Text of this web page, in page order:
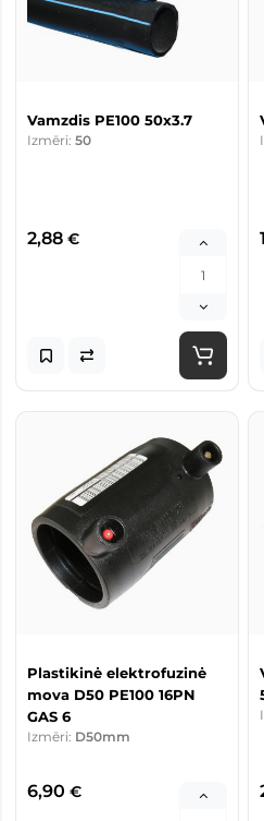
Vamzdis PE100 50x3.7
Izmēri: 50
2,88 €
Plastikinė elektrofuzinė
mova D50 PE100 16PN
GAS 6
Izmēri: D50mm
6,90 €